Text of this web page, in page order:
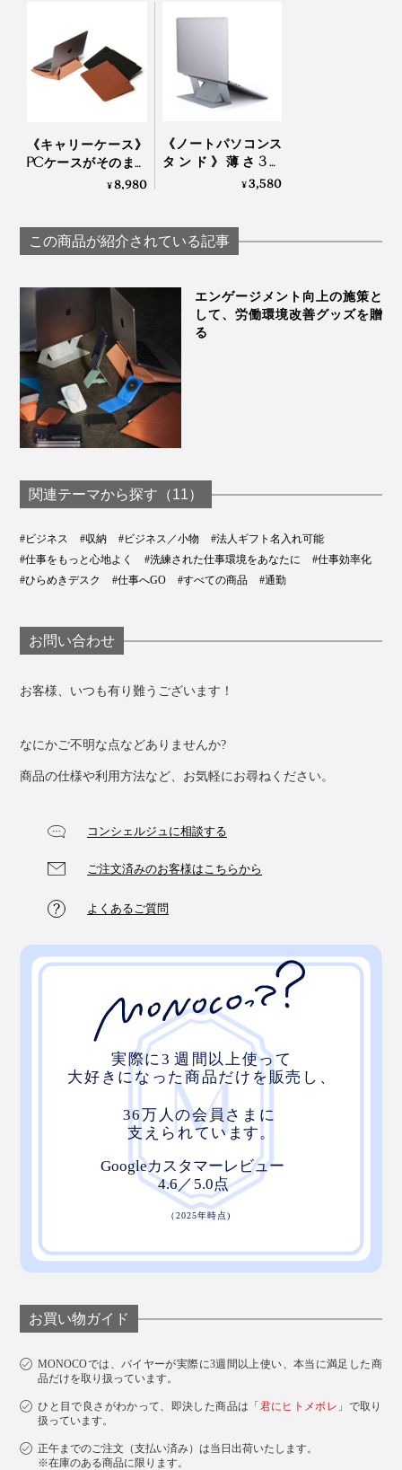
るので、いつでも充電できます。
16インチの本品は、以下のパソコンに対応します。
MacBook Pro 16インチ(2021年以降)
MacBook Pro 15インチ(2016年～2022年)
MacBook Air 15インチ(2023年)
第5世代2023年)
Lenovo X1 Carbon (第3世代2015年～第8世代2020年)
Lenovo X1 Yoga(第1世代2016年～第5世代2020年)
Dell XPS 15インチ(2018年～2023年)
最大35.6×24.9×1.9cm のノートパソコン
「2020年、新型ウイルスのパンデミックで、環境が整
っていないまま、誰もがリモートワークをすることにな
ってしまいました。
そんな状況のなかで、収納のアイデアをとおして、仕事
や暮しの効率化を図ってきた私たちができることは何
考えを重ねた結果、『Orbitkey Laptop Sleeve』と、
『Orbitkey Compendium』が生まれました」
デスクマットになる『Orbitkey Laptop Sleeve』と、左に置いた『Orbitkey
Compendium』
テーブルも、広げるだけで、使い慣れた“あなただけの
ワークスペース”になります。
そう、世界中どこでも、あなたのオフィスになるので
写真は、Orbitkey Laptop Sleeve16インチ・ブラック
オーストラリア発の『Orbitkey』。本社があるメルボル
ン以外にも、シドニー、クイーンズタウン、マドリー
ド、深圳、セブ、ジャカルタと、世界中にスタッフが点
在しているブランドならではの発想です。
《キャリーケース》
PCケースがそのまま
スタンドに！目線が
PCケース（14イン
チ）」
¥8,980
《ノートパソコンス
タンド》薄さ3ミ
リ！目線が上がっ
（粘着タイプ）」｜
シルバー／スペース
¥3,580
この商品が紹介されている記事
エンゲージメント向上の施策と
して、労働環境改善グッズを贈
る
関連テーマから探す（11）
#ビジネス #収納 #ビジネス／小物
#法人ギフト名入れ可能
#仕事をもっと心地よく
#洗練された仕事環境をあなたに
#仕事効率化
#ひらめきデスク
#仕事へGO #すべての商品 #通勤
お問い合わせ
お客様、いつも有り難うございます！
なにかご不明な点などありませんか?
商品の仕様や利用方法など、お気軽にお尋ねください。
コンシェルジュに相談する
ご注文済みのお客様はこちらから
よくあるご質問
お買い物ガイド
MONOCOでは、バイヤーが実際に3週間以上使い、本当に満足した商
品だけを取り扱っています。
ひと目で良さがわかって、即決した商品は「君にヒトメボレ 」で取り
扱っています。
正午までのご注文（支払い済み）は当日出荷いたします。
※在庫のある商品に限ります。